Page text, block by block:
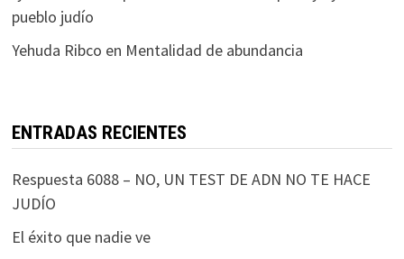
pueblo judío
Yehuda Ribco en Mentalidad de abundancia
ENTRADAS RECIENTES
Respuesta 6088 – NO, UN TEST DE ADN NO TE HACE
JUDÍO
El éxito que nadie ve